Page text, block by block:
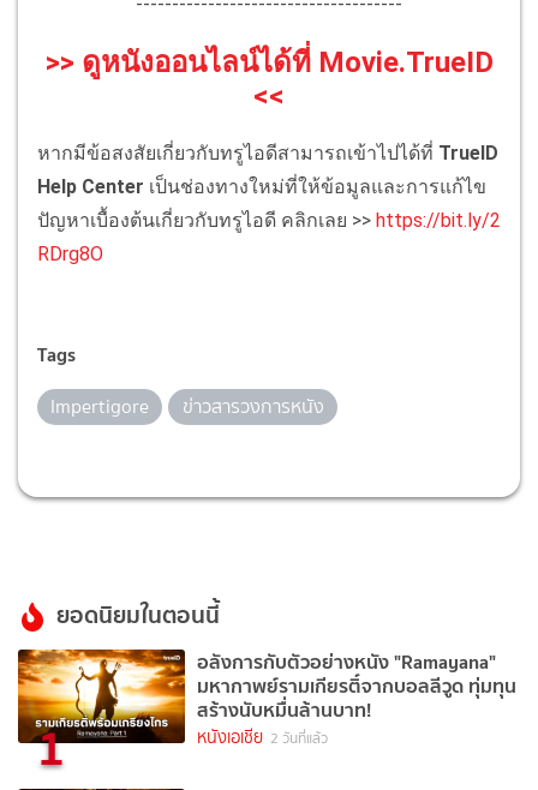
-------------------------------------
>> ดูหนังออนไลน์ได้ที่ Movie.TrueID
<<
หากมีข้อสงสัยเกี่ยวกับทรูไอดีสามารถเข้าไปได้ที่ TrueID
Help Center เป็นช่องทางใหม่ที่ให้ข้อมูลและการแก้ไข
ปัญหาเบื้องต้นเกี่ยวกับทรูไอดี คลิกเลย >> https://bit.ly/2
RDrg8O
Tags
Impertigore ข่าวสารวงการหนัง
ยอดนิยมในตอนนี้
1
อลังการกับตัวอย่างหนัง "Ramayana"
มหากาพย์รามเกียรติ์จากบอลลีวูด ทุ่มทุน
สร้างนับหมื่นล้านบาท!
หนังเอเชีย 2 วันที่แล้ว